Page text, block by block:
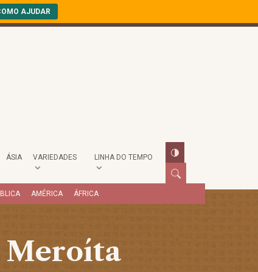
AJUDAR
ÁSIA VARIEDADES LINHA DO TEMPO
AMÉRICA ÁFRICA
Meroíta